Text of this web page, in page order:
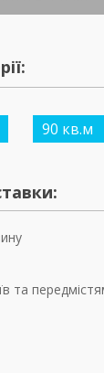
90 кв.м
та